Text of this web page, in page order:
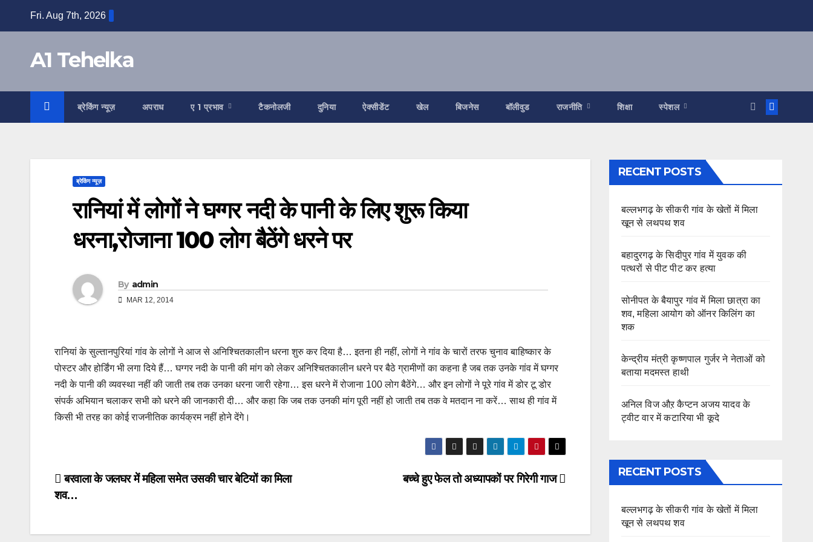
Fri. Aug 7th, 2026
A1 Tehelka
ब्रेकिंग न्यूज़ अपराध ए 1 प्रभाव टैकनोलजी दुनिया ऐक्सीडेंट खेल बिजनेस बॉलीवुड राजनीति शिक्षा स्पेशल
ब्रेकिंग न्यूज़
रानियां में लोगों ने घग्गर नदी के पानी के लिए शुरू किया
धरना,रोजाना 100 लोग बैठेंगे धरने पर
By admin
MAR 12, 2014
रानियां के सुल्तानपुरियां गांव के लोगों ने आज से अनिश्चितकालीन धरना शुरु कर दिया है… इतना ही नहीं, लोगों ने गांव के चारों तरफ चुनाव बाहिष्कार के
पोस्टर और होर्डिंग भी लगा दिये हैं… घग्गर नदी के पानी की मांग को लेकर अनिश्चितकालीन धरने पर बैठे ग्रामीणों का कहना है जब तक उनके गांव में घग्गर
नदी के पानी की व्यवस्था नहीं की जाती तब तक उनका धरना जारी रहेगा… इस धरने में रोजाना 100 लोग बैठेंगे… और इन लोगों ने पूरे गांव में डोर टू डोर
संपर्क अभियान चलाकर सभी को धरने की जानकारी दी… और कहा कि जब तक उनकी मांग पूरी नहीं हो जाती तब तक वे मतदान ना करें… साथ ही गांव में
किसी भी तरह का कोई राजनीतिक कार्यक्रम नहीं होने देंगे।
Post
बच्चे हुए फेल तो अध्यापकों पर गिरेगी गाज
बरवाला के जलघर में महिला समेत उसकी चार बेटियों का मिला
शव…
RECENT POSTS
बल्लभगढ़ के सीकरी गांव के खेतों में मिला
खून से लथपथ शव
बहादुरगढ़ के सिदीपुर गांव में युवक की
पत्थरों से पीट पीट कर हत्या
सोनीपत के बैयापुर गांव में मिला छात्रा का
शव, महिला आयोग को ऑनर किलिंग का
शक
केन्द्रीय मंत्री कृष्णपाल गुर्जर ने नेताओं को
बताया मदमस्त हाथी
अनिल विज औऱ कैप्टन अजय यादव के
ट्वीट वार में कटारिया भी कूदे
RECENT POSTS
बल्लभगढ़ के सीकरी गांव के खेतों में मिला
खून से लथपथ शव